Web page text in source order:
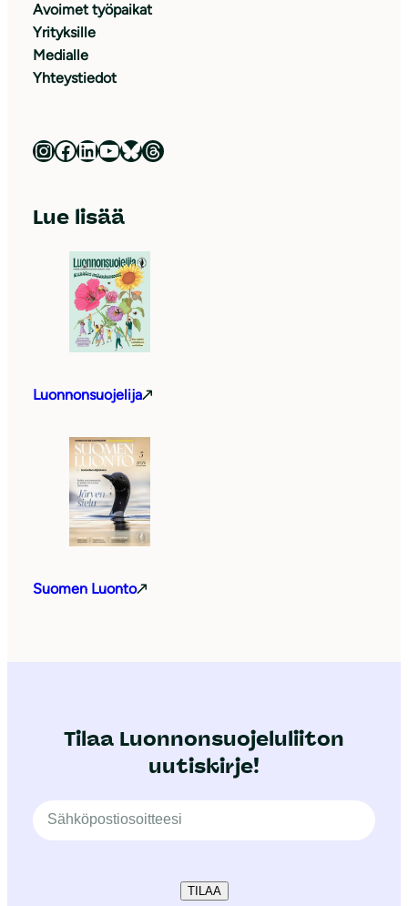
Avoimet työpaikat
Yrityksille
Medialle
Yhteystiedot
Luonnonsuojeluliitto Instagramissa Luonnonsuojeluliitto Facebookissa Luonnonsuojeluliitto LinkedInissä Luonnonsuojeluliiton YouTube-kanava Luonnonsuojeluliitto Blueskyssa Luonnonsuojeluliitto Threadsissa
Lue lisää
Luonnonsuojelija
Suomen Luonto
Tilaa Luonnonsuojeluliiton
uutiskirje!
TILAA